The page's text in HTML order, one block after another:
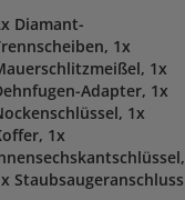
Diamant-
1x
1x
Adapter, 1x
1x
1x
Staubsaugeranschluss